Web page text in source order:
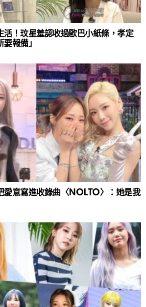
活！玟星羞認收過歐巴小紙條，孝定
報備」
愛意寫進收錄曲〈NOLTO〉：她是我